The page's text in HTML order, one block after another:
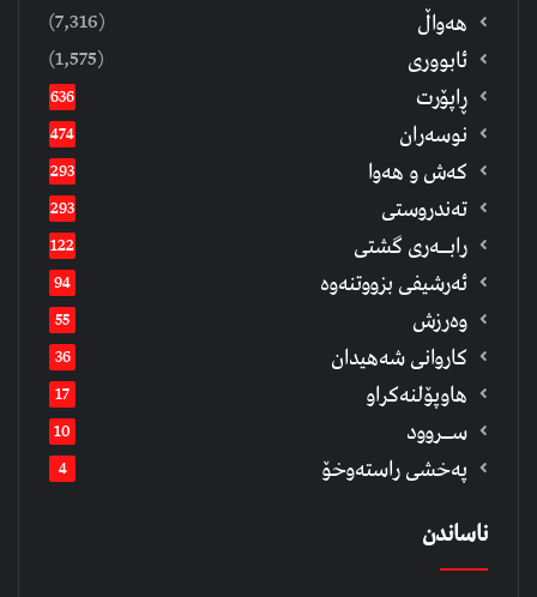
هەواڵ (7,316)
ئابووری (1,575)
ڕاپۆرت 636
نوسەران 474
كەش و هەوا 293
تەندروستی 293
رابــه‌ری گشتی 122
ئەرشیفى بزووتنەوە 94
وەرزش 55
كاروانی شەهیدان 36
هاوپۆلنەكراو 17
ســروود 10
په‌خشی راسته‌وخۆ 4
ناساندن